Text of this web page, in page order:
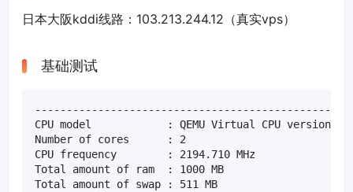
日本大阪kddi线路：103.213.244.12（真实vps）
基础测试
CPU model            : QEMU Virtual CPU version
Number of cores      : 2
CPU frequency        : 2194.710 MHz
Total amount of ram  : 1000 MB
Total amount of swap : 511 MB